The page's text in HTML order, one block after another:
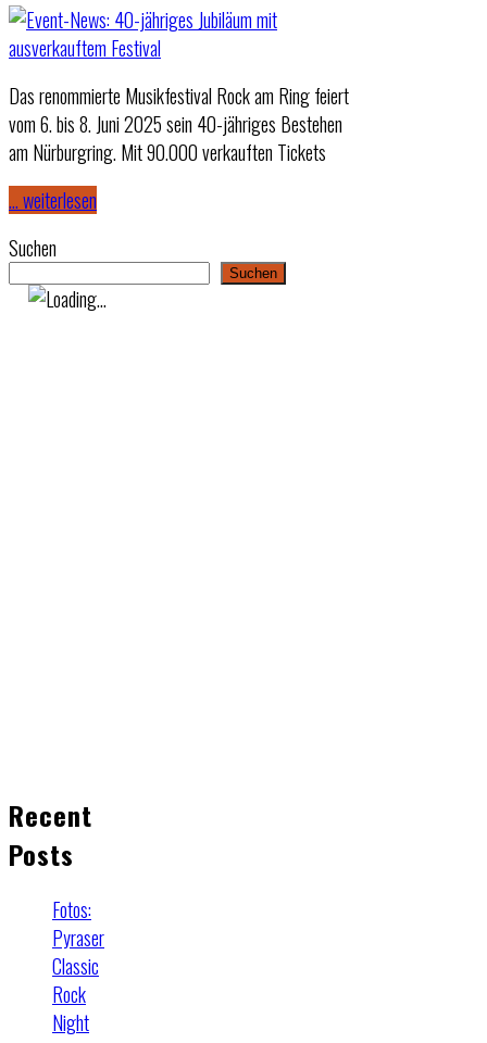
Das renommierte Musikfestival Rock am Ring feiert
vom 6. bis 8. Juni 2025 sein 40-jähriges Bestehen
am Nürburgring. Mit 90.000 verkauften Tickets
… weiterlesen
Suchen
Suchen
Recent
Posts
Fotos:
Pyraser
Classic
Rock
Night